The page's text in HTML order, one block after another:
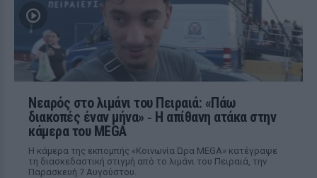
Νεαρός στο λιμάνι του Πειραιά: «Πάω
διακοπές έναν μήνα» ‑ Η απίθανη ατάκα στην
κάμερα του MEGA
Η κάμερα της εκπομπής «Κοινωνία Ώρα MEGA» κατέγραψε
τη διασκεδαστική στιγμή από το λιμάνι του Πειραιά, την
Παρασκευή 7 Αυγούστου.